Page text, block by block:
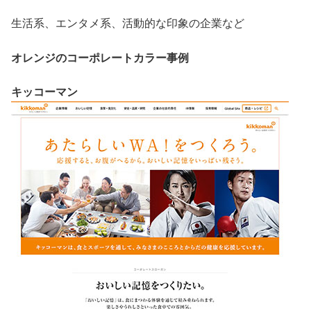
生活系、エンタメ系、活動的な印象の企業など
オレンジのコーポレートカラー事例
キッコーマン